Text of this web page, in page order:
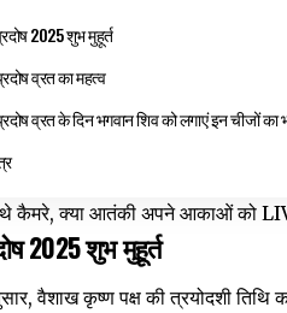
2025 शुभ मुहूर्त
व्रत का महत्व
व्रत के दिन भगवान शिव को लगाएं इन चीजों का
थे कैमरे, क्या आतंकी अपने आकाओं को
2025 शुभ मुहूर्त
वैशाख कृष्ण पक्ष की त्रयोदशी